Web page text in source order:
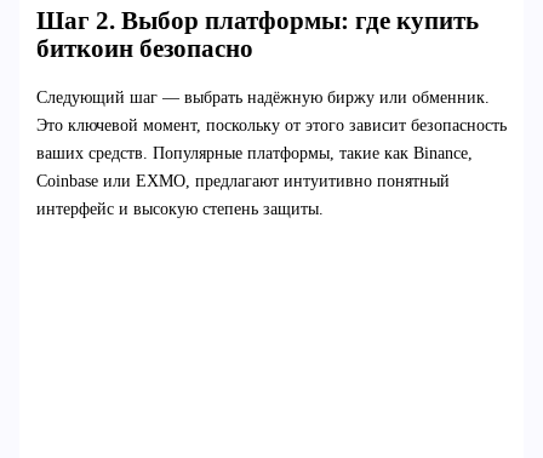
Шаг 2. Выбор платформы: где купить
биткоин безопасно
Следующий шаг — выбрать надёжную биржу или обменник.
Это ключевой момент, поскольку от этого зависит безопасность
ваших средств. Популярные платформы, такие как Binance,
Coinbase или EXMO, предлагают интуитивно понятный
интерфейс и высокую степень защиты.